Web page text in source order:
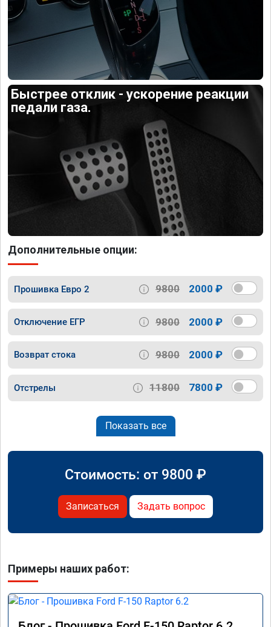
Быстрее отклик - ускорение реакции
педали газа.
Дополнительные опции:
Прошивка Евро 2 9800 2000 ₽
Отключение ЕГР 9800 2000 ₽
Возврат стока 9800 2000 ₽
Отстрелы 11800 7800 ₽
Показать все
Стоимость: от 9800 ₽
Записаться Задать вопрос
Примеры наших работ: